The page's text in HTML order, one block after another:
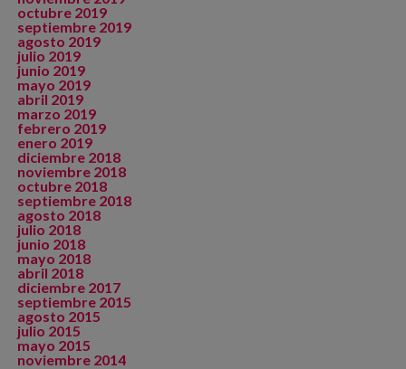
octubre 2019
septiembre 2019
agosto 2019
julio 2019
junio 2019
mayo 2019
abril 2019
marzo 2019
febrero 2019
enero 2019
diciembre 2018
noviembre 2018
octubre 2018
septiembre 2018
agosto 2018
julio 2018
junio 2018
mayo 2018
abril 2018
diciembre 2017
septiembre 2015
agosto 2015
julio 2015
mayo 2015
noviembre 2014